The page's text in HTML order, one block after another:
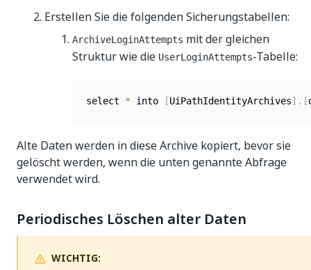
Erstellen Sie die folgenden Sicherungstabellen:
ArchiveLoginAttempts mit der gleichen
Struktur wie die UserLoginAttempts-Tabelle:
select * into [UiPathIdentityArchives] . [
Alte Daten werden in diese Archive kopiert, bevor sie
gelöscht werden, wenn die unten genannte Abfrage
verwendet wird.
Periodisches Löschen alter Daten
WICHTIG: